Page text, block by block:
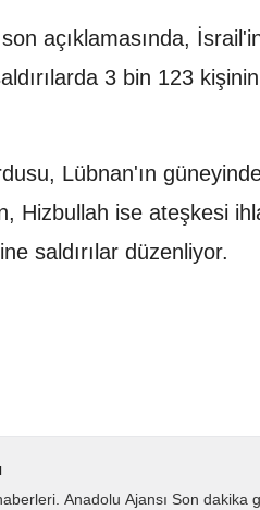
açıklamasında,
3 bin 123 kişinin
Lübnan'ın
Hizbullah ise ateşkesi
saldırılar düzenliyor.
Anadolu Ajansı Son dakika